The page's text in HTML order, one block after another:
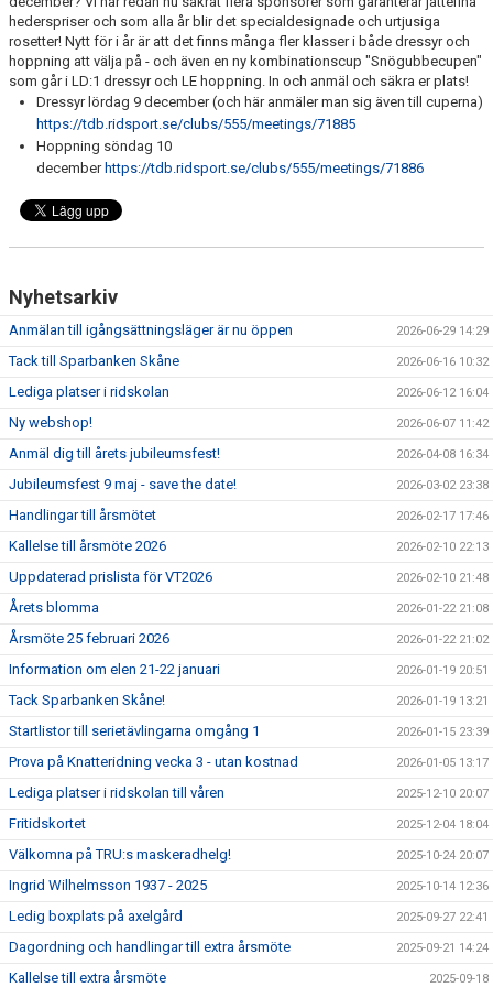
ANLÄGGNING
RIDHUSKALENDER
KONTAKT
BLI SPONSOR!
KLUBBSHOP
HIPPOCRATES
STÖTTA TORNS
hederspriser och som alla år blir det specialdesignade och urtjusiga
rosetter! Nytt för i år är att det finns många fler klasser i både dressyr och
hoppning att välja på - och även en ny kombinationscup "Snögubbecupen"
som går i LD:1 dressyr och LE hoppning. In och anmäl och säkra er plats!
Dressyr lördag 9 december (och här anmäler man sig även till cuperna)
https://tdb.ridsport.se/clubs/555/meetings/71885
Hoppning söndag 10
december https://tdb.ridsport.se/clubs/555/meetings/71886
Nyhetsarkiv
Anmälan till igångsättningsläger är nu öppen 2026-06-29 14:29
Tack till Sparbanken Skåne 2026-06-16 10:32
Lediga platser i ridskolan 2026-06-12 16:04
Ny webshop! 2026-06-07 11:42
Anmäl dig till årets jubileumsfest! 2026-04-08 16:34
Jubileumsfest 9 maj - save the date! 2026-03-02 23:38
Handlingar till årsmötet 2026-02-17 17:46
Kallelse till årsmöte 2026 2026-02-10 22:13
Uppdaterad prislista för VT2026 2026-02-10 21:48
Årets blomma 2026-01-22 21:08
Årsmöte 25 februari 2026 2026-01-22 21:02
Information om elen 21-22 januari 2026-01-19 20:51
Tack Sparbanken Skåne! 2026-01-19 13:21
Startlistor till serietävlingarna omgång 1 2026-01-15 23:39
Prova på Knatteridning vecka 3 - utan kostnad 2026-01-05 13:17
Lediga platser i ridskolan till våren 2025-12-10 20:07
Fritidskortet 2025-12-04 18:04
Välkomna på TRU:s maskeradhelg! 2025-10-24 20:07
Ingrid Wilhelmsson 1937 - 2025 2025-10-14 12:36
Ledig boxplats på axelgård 2025-09-27 22:41
Dagordning och handlingar till extra årsmöte 2025-09-21 14:24
Kallelse till extra årsmöte 2025-09-18